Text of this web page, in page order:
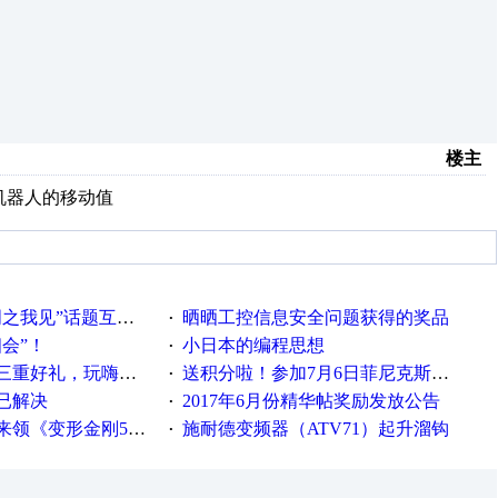
楼主
器人的移动值
互动获奖名单发布公告 ·
晒晒工控信息安全问题获得的奖品
”！
· 小日本的编程思想
礼，玩嗨夏日！
· 送积分啦！参加7月6日菲尼克斯在线研讨会即得
解决
·
2017年6月份精华帖奖励发放公告
变形金刚5》观影券
· 施耐德变频器（ATV71）起升溜钩